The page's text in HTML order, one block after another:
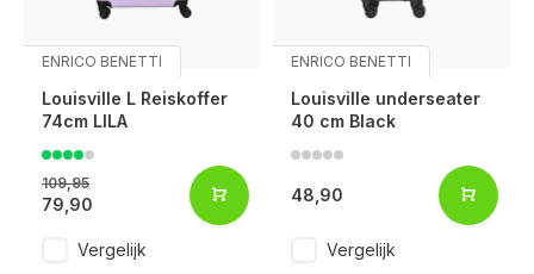
Voor 17:00 besteld, is vandaag verzonden (ma-vr)
ENRICO BENETTI
Louisville L Reiskoffer
74cm LILA
109,95
79,90
Vergelijk
ENRICO BENETTI
Louisville underseater
40 cm Black
48,90
Vergelijk